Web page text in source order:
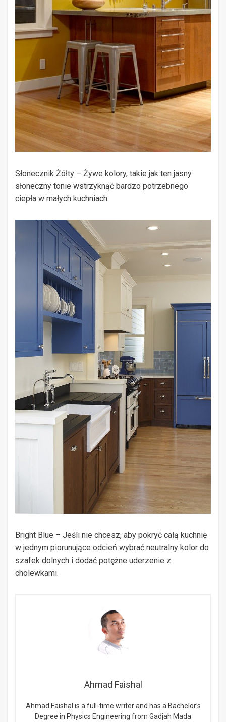
Słonecznik Żółty – Żywe kolory, takie jak ten jasny
słoneczny tonie wstrzyknąć bardzo potrzebnego
ciepła w małych kuchniach.
Bright Blue – Jeśli nie chcesz, aby pokryć całą kuchnię
w jednym piorunujące odcień wybrać neutralny kolor do
szafek dolnych i dodać potężne uderzenie z
cholewkami.
Ahmad Faishal
Ahmad Faishal is a full-time writer and has a Bachelor’s
Degree in Physics Engineering from Gadjah Mada